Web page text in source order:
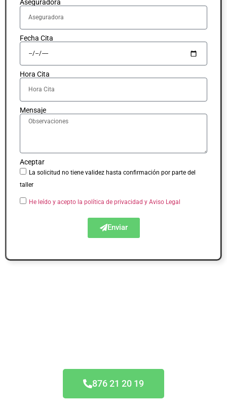
Aseguradora
Fecha Cita
Hora Cita
Mensaje
Aceptar
La solicitud no tiene validez hasta confirmación por parte del
taller
He leído y acepto la política de privacidad y Aviso Legal
Enviar
876 21 20 19